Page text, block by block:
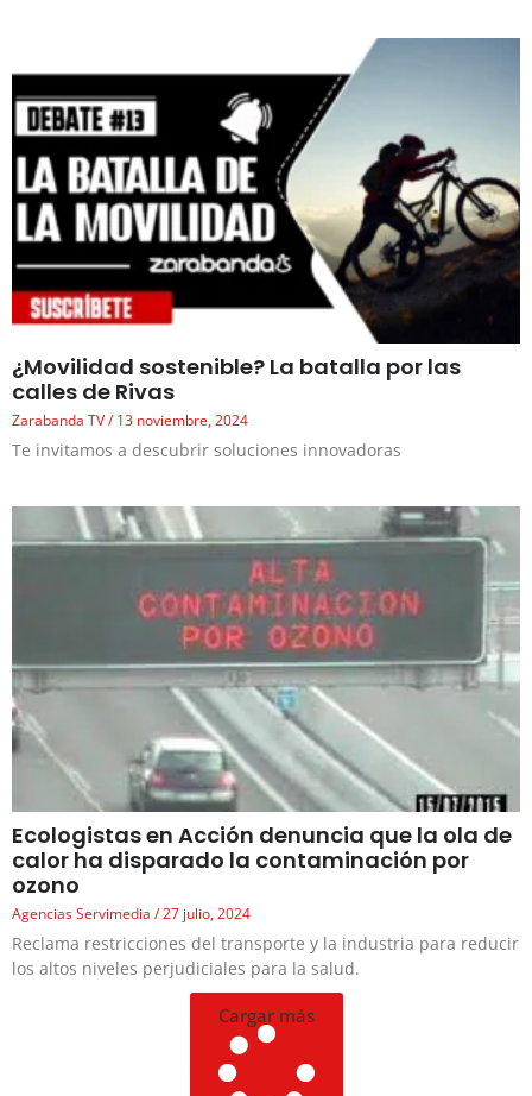
¿Movilidad sostenible? La batalla por las
calles de Rivas
Zarabanda TV 13 noviembre, 2024
Te invitamos a descubrir soluciones innovadoras
Ecologistas en Acción denuncia que la ola de
calor ha disparado la contaminación por
ozono
Agencias Servimedia 27 julio, 2024
Reclama restricciones del transporte y la industria para reducir
los altos niveles perjudiciales para la salud.
Cargar más